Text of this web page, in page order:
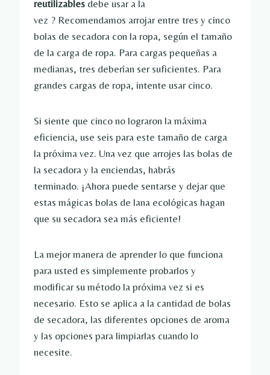
reutilizables debe usar a la
vez ? Recomendamos arrojar entre tres y cinco
bolas de secadora con la ropa, según el tamaño
de la carga de ropa. Para cargas pequeñas a
medianas, tres deberían ser suficientes. Para
grandes cargas de ropa, intente usar cinco.
Si siente que cinco no lograron la máxima
eficiencia, use seis para este tamaño de carga
la próxima vez. Una vez que arrojes las bolas de
la secadora y la enciendas, habrás
terminado. ¡Ahora puede sentarse y dejar que
estas mágicas bolas de lana ecológicas hagan
que su secadora sea más eficiente!
La mejor manera de aprender lo que funciona
para usted es simplemente probarlos y
modificar su método la próxima vez si es
necesario. Esto se aplica a la cantidad de bolas
de secadora, las diferentes opciones de aroma
y las opciones para limpiarlas cuando lo
necesite.